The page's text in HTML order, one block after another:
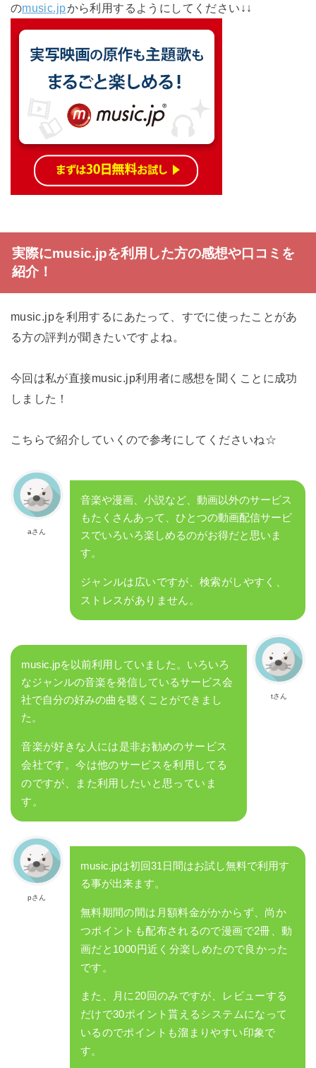
のmusic.jpから利用するようにしてください↓↓
実際にmusic.jpを利用した方の感想や口コミを
紹介！
music.jpを利用するにあたって、すでに使ったことがあ
る方の評判が聞きたいですよね。
今回は私が直接music.jp利用者に感想を聞くことに成功
しました！
こちらで紹介していくので参考にしてくださいね☆
aさん
音楽や漫画、小説など、動画以外のサービス
もたくさんあって、ひとつの動画配信サービ
スでいろいろ楽しめるのがお得だと思いま
す。
ジャンルは広いですが、検索がしやすく、
ストレスがありません。
tさん
music.jpを以前利用していました。いろいろ
なジャンルの音楽を発信しているサービス会
社で自分の好みの曲を聴くことができまし
た。
音楽が好きな人には是非お勧めのサービス
会社です。今は他のサービスを利用してる
のですが、また利用したいと思っていま
す。
pさん
music.jpは初回31日間はお試し無料で利用す
る事が出来ます。
無料期間の間は月額料金がかからず、尚か
つポイントも配布されるので漫画で2冊、動
画だと1000円近く分楽しめたので良かった
です。
また、月に20回のみですが、レビューする
だけで30ポイント貰えるシステムになって
いるのでポイントも溜まりやすい印象で
す。